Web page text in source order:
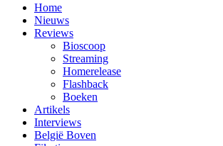
Home
Nieuws
Reviews
Bioscoop
Streaming
Homerelease
Flashback
Boeken
Artikels
Interviews
België Boven